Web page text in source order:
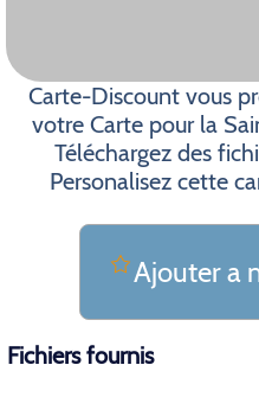
Carte-Discount vous
votre Carte pour la
Téléchargez des
Personalisez cette
Ajouter a
Fichiers fournis